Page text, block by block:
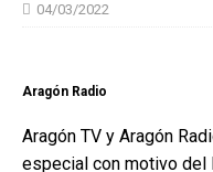
04/03/2022
Aragón Radio
Aragón TV y Aragón
especial con motivo del